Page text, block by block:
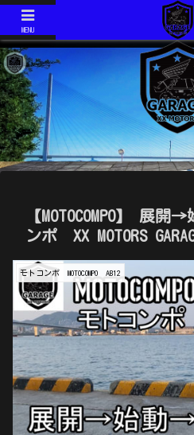
ジムニーJIMNY JA11V改
【MOTOCOMPO】 展
ンポ XX MOTORS
モトコンポ MOTOCOMPO AB12
MENU